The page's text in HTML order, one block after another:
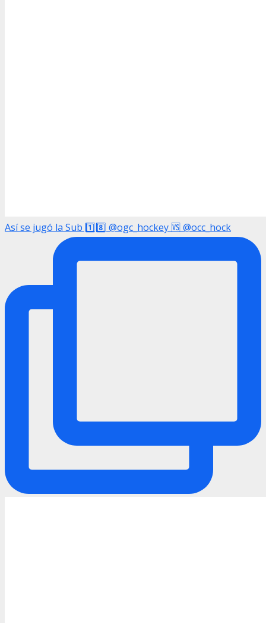
Así se jugó la Sub 1️⃣8️⃣ @ogc_hockey 🆚 @occ_hock